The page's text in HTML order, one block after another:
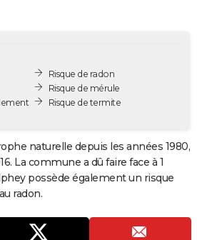
Risque de radon
Risque de mérule
Risque de termite
naturelle depuis les années 1980,
La commune a dû faire face à 1
possède également un risque
radon.